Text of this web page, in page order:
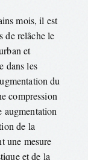
mois, il est
de relâche le
et
dans les
du
compression
augmentation
de la
une mesure
et de la